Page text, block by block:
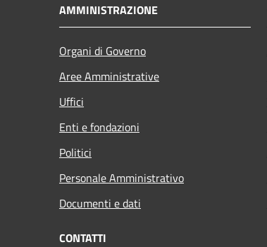
AMMINISTRAZIONE
Organi di Governo
Aree Amministrative
Uffici
Enti e fondazioni
Politici
Personale Amministrativo
Documenti e dati
CONTATTI